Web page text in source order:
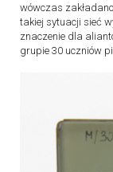
wówczas
takiej sytuacji sieć
znaczenie dla
grupie 30 uczniów